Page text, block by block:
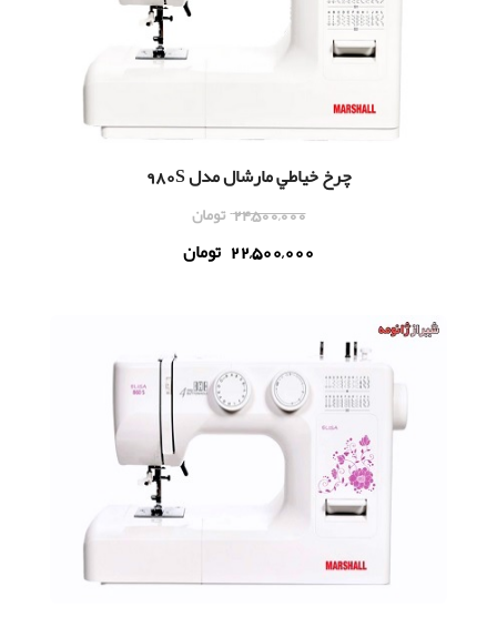
چرخ خياطي مارشال مدل 980S
24,500,000 تومان
22,500,000 تومان